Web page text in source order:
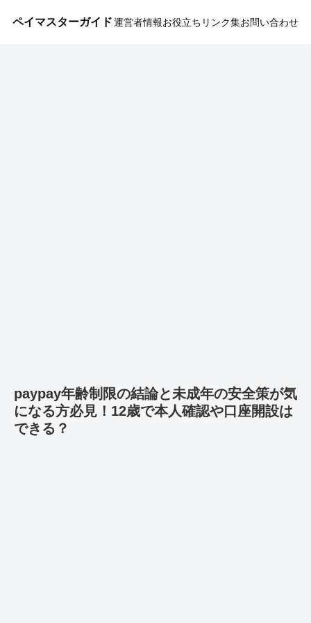
ペイマスターガイド運営者情報お役立ちリンク集お問い合わせ
paypay年齢制限の結論と未成年の安全策が気
になる方必見！12歳で本人確認や口座開設は
できる？